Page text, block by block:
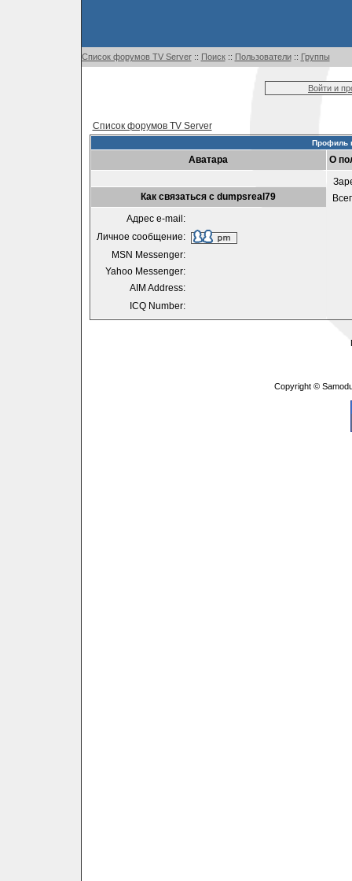
Список форумов TV Server:: Поиск:: Пользователи:: Группы
Войти и
Список форумов TV Server
Профиль
Аватара
О
Как связаться с dumpsreal79
Адрес e-mail:
Личное сообщение:
MSN Messenger:
Yahoo Messenger:
AIM Address:
ICQ Number:
Copyright ©